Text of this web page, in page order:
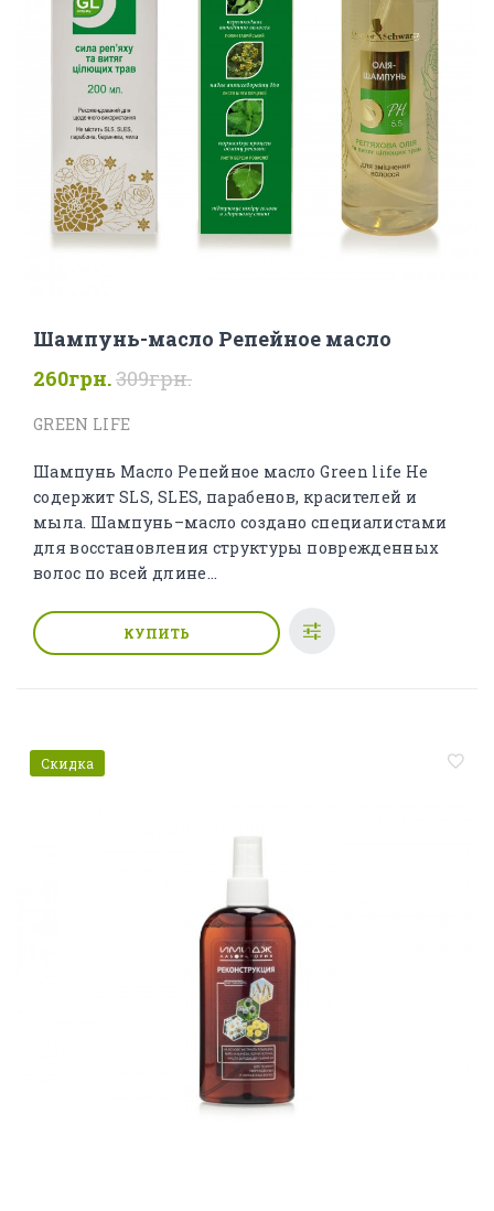
Шампунь-масло Репейное масло
260грн.309грн.
GREEN LIFE
Шампунь Масло Репейное масло Green life Не
содержит SLS, SLES, парабенов, красителей и
мыла. Шампунь–масло создано специалистами
для восстановления структуры поврежденных
волос по всей длине...
КУПИТЬ
Скидка